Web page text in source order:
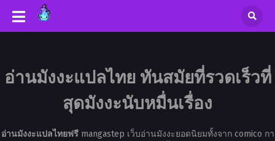
อ่านมังงะแปลไทย ทันสมัยที่รวดเร็วที่
สุดมังงะนับหมื่นเรื่อง
อ่านมังงะแปลไทยฟรีmangastep เว็บอ่านมังงะยอดนิยมทั้งจาก comico กา